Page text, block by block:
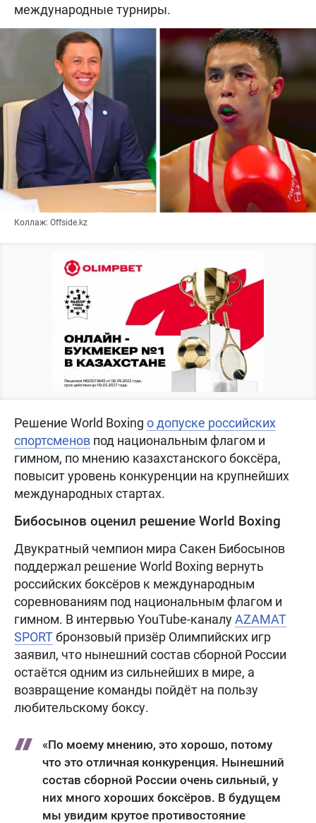
международные турниры.
Коллаж: Offside.kz
Решение World Boxing о допуске российских
спортсменов под национальным флагом и
гимном, по мнению казахстанского боксёра,
повысит уровень конкуренции на крупнейших
международных стартах.
Бибосынов оценил решение World Boxing
Двукратный чемпион мира Сакен Бибосынов
поддержал решение World Boxing вернуть
российских боксёров к международным
соревнованиям под национальным флагом и
гимном. В интервью YouTube-каналуAZAMAT
SPORTбронзовый призёр Олимпийских игр
заявил, что нынешний состав сборной России
остаётся одним из сильнейших в мире, а
возвращение команды пойдёт на пользу
любительскому боксу.
«По моему мнению, это хорошо, потому
что это отличная конкуренция. Нынешний
состав сборной России очень сильный, у
них много хороших боксёров. В будущем
мы увидим крутое противостояние